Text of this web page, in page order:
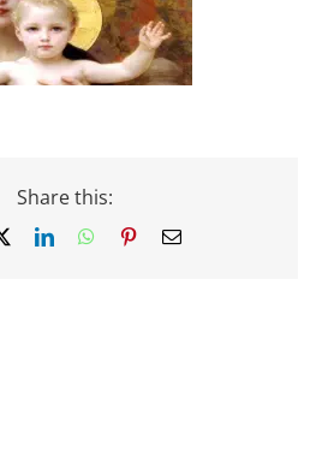
Share this:
LinkedInWhatsApp
PinterestEmail